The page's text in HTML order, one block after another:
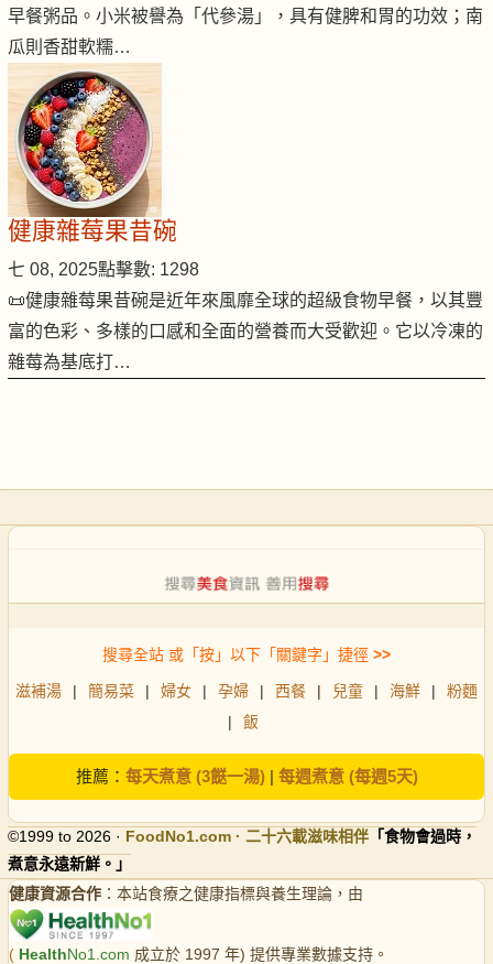
早餐粥品。小米被譽為「代參湯」，具有健脾和胃的功效；南
瓜則香甜軟糯…
健康雜莓果昔碗
七 08, 2025點擊數: 1298
📜健康雜莓果昔碗是近年來風靡全球的超級食物早餐，以其豐
富的色彩、多樣的口感和全面的營養而大受歡迎。它以冷凍的
雜莓為基底打…
搜尋全站 或「按」以下「關鍵字」捷徑 >>
滋補湯 | 簡易菜 | 婦女 | 孕婦 | 西餐 | 兒童 | 海鮮 |
粉麵
|
飯
推薦： 每天煮意 (3餸一湯)| 每週煮意 (每週5天)
©1999 to 2026 · FoodNo1.com · 二十六載滋味相伴 「食物會過時，
煮意永遠新鮮。」
健康資源合作 ：本站食療之健康指標與養生理論，由
( HealthNo1.com 成立於 1997 年) 提供專業數據支持。